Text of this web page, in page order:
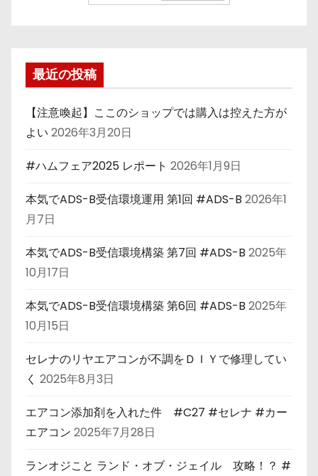
最近の投稿
【注意喚起】ここのショップでは購入は控えた方が
よい 2026年3月20日
#ハムフェア2025 レポート 2026年1月9日
本気でADS-B受信環境運用 第1回 #ADS-B 2026年1
月7日
本気でADS-B受信環境構築 第7回 #ADS-B 2025年
10月17日
本気でADS-B受信環境構築 第6回 #ADS-B 2025年
10月15日
セレナのリヤエアコンが不調をＤＩＹで修理してい
く 2025年8月3日
エアコン添加剤を入れた件 #C27 #セレナ #カー
エアコン 2025年7月28日
ランオジこと ランド・オブ・ジェイル 攻略！？ #